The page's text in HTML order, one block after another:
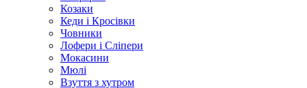
Козаки
Кеди і Кросівки
Човники
Лофери і Сліпери
Мокасини
Мюлі
Взуття з хутром